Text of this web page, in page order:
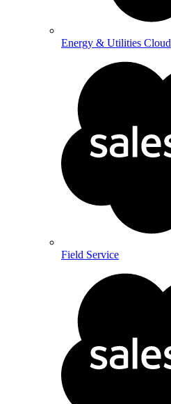
Energy & Utilities Cloud
Field Service